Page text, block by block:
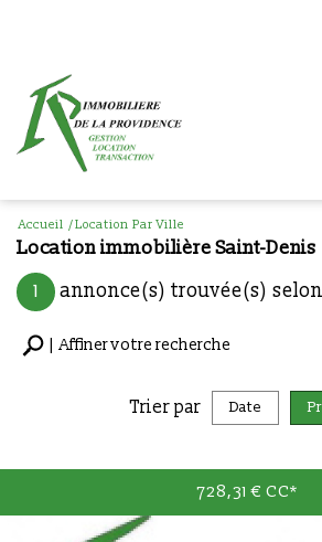
Accueil Location Par Ville
Location immobilière Saint-Denis
1
annonce(s) trouvée(s)
Affiner votre recherche
Trier par Date
728,31 € CC*